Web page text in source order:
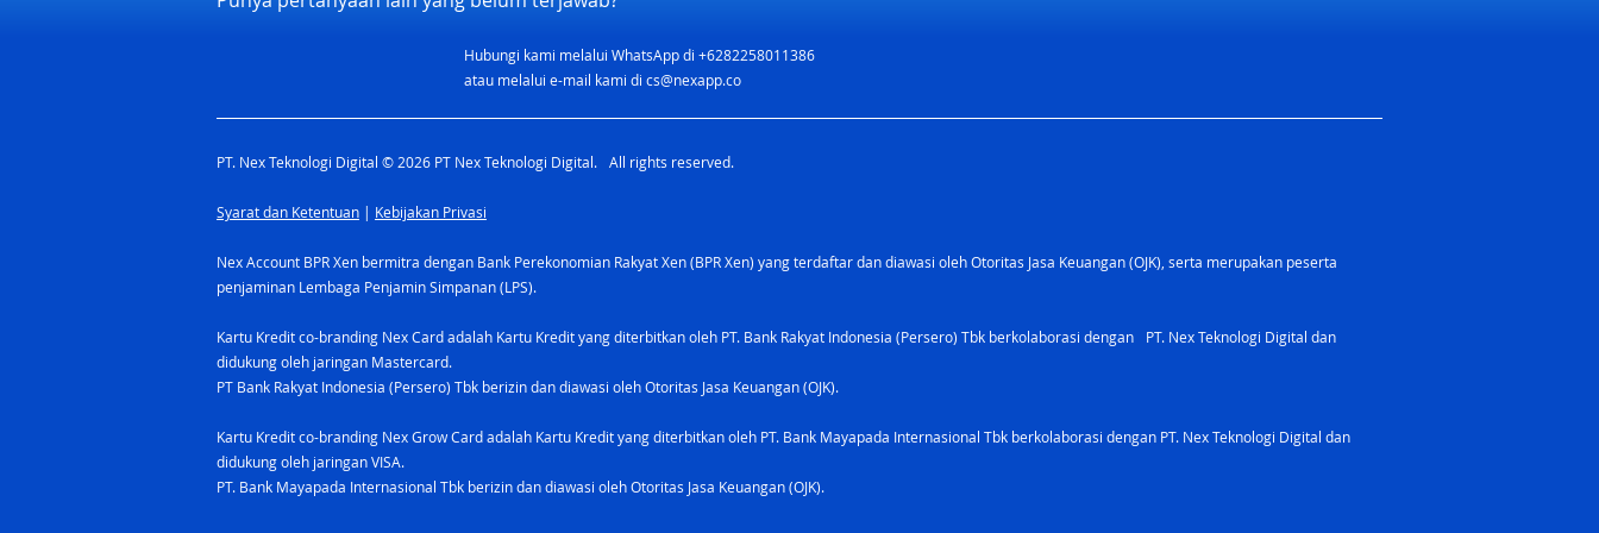
Apakah Aman Pakai Kartu
Kredit untuk Transaksi
mobile banking maupun bank
digital . Bayar tagihan...
Hubungi kami melalui WhatsApp di +6282258011386
atau melalui e-mail kami di cs@nexapp.co
PT. Nex Teknologi Digital © 2026 PT Nex Teknologi Digital. All rights reserved.
Syarat dan Ketentuan | Kebijakan Privasi
Nex Account BPR Xen bermitra dengan Bank Perekonomian Rakyat Xen (BPR Xen) yang terdaftar dan diawasi oleh Otoritas Jasa Keuangan (OJK), serta merupakan peserta
penjaminan Lembaga Penjamin Simpanan (LPS).
Kartu Kredit co-branding Nex Card adalah Kartu Kredit yang diterbitkan oleh PT. Bank Rakyat Indonesia (Persero) Tbk berkolaborasi dengan PT. Nex Teknologi Digital dan
didukung oleh jaringan Mastercard.
PT Bank Rakyat Indonesia (Persero) Tbk berizin dan diawasi oleh Otoritas Jasa Keuangan (OJK).
Kartu Kredit co-branding Nex Grow Card adalah Kartu Kredit yang diterbitkan oleh PT. Bank Mayapada Internasional Tbk berkolaborasi dengan PT. Nex Teknologi Digital dan
didukung oleh jaringan VISA.
PT. Bank Mayapada Internasional Tbk berizin dan diawasi oleh Otoritas Jasa Keuangan (OJK).